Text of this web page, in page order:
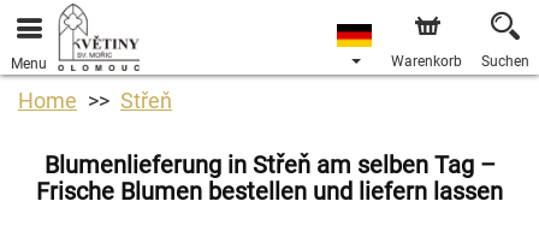
Menu Warenkorb Suchen
Home Střeň
Blumenlieferung in Střeň am selben Tag –
Frische Blumen bestellen und liefern lassen